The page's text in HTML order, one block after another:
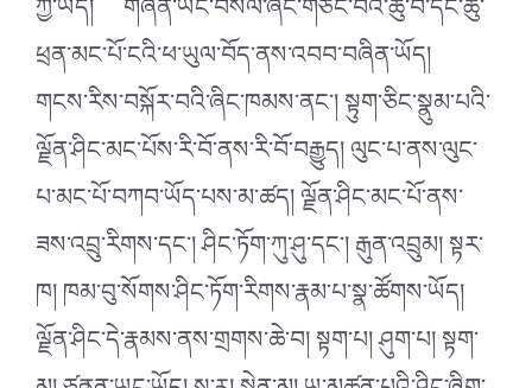
ཀྱི་ཡོད། གཞན་ཡང་བསིལ་ཞིང་གཙང་བའི་ཆུ་བོ་དང་ཆུ་
ཕྲན་མང་པོ་ངའི་ཕ་ཡུལ་བོད་ནས་འབབ་བཞིན་ཡོད།
གངས་རིས་བསྐོར་བའི་ཞིང་ཁམས་ནང༌། སྟུག་ཅིང་སྣུམ་པའི་
ལྗོན་ཤིང་མང་པོས་རི་བོ་ནས་རི་བོ་བརྒྱུད། ལུང་པ་ནས་ལུང་
པ་མང་པོ་བཀབ་ཡོད་པས་མ་ཚད། ལྗོན་ཤིང་མང་པོ་ནས་
ཟས་འབྲུ་རིགས་དང༌། ཤིང་ཏོག་ཀུ་ཤུ་དང༌། རྒུན་འབྲུམ། སྟར་
ཁ། ཁམ་བུ་སོགས་ཤིང་ཏོག་རིགས་རྣམ་པ་སྣ་ཚོགས་ཡོད།
ལྗོན་ཤིང་དེ་རྣམས་ནས་གྲགས་ཆེ་བ། སྟག་པ། ཤུག་པ། སྟག་